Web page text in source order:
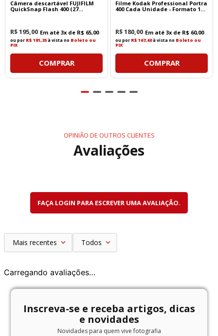
Câmera descartável FUJIFILM
QuickSnap Flash 400 (27
R$195,00 Em até 3x de R$ 65,00
ou por R$ 181,35à vista no Boleto ou
PIX
COMPRAR
Filme Kodak Professional Portra
400 Cada Unidade - Formato 135
R$180,00 Em até 3x de R$ 60,00
ou por R$ 167,40à vista no Boleto ou
PIX
COMPRAR
OPINIÃO DE OUTROS CLIENTES
Avaliações
FAÇA LOGIN PARA ESCREVER UMA AVALIAÇÃO.
Mais recentes Todos
Carregando avaliações…
Inscreva-se e receba artigos, dicas
e novidades
Novidades para quem vive fotografia